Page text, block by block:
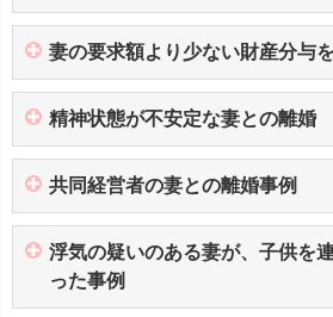
妻の要求額より少ない財産分与
精神状態が不安定な妻との離婚
共同経営者の妻との離婚事例
浮気の疑いのある妻が、子供を
った事例